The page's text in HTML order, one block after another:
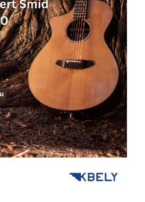
cookies
zpracováváme
souhrnně, bez
použití
identifikátorů,
které ukazují
na konkrétní
uživatelé
našeho webu.
Pokud
vypnete
používání